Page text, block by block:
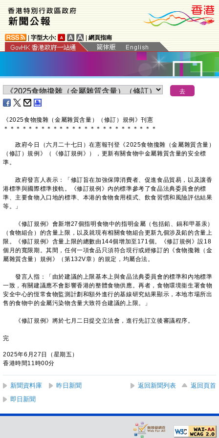
字型大小: 網頁指南
《2025食物攙雜（金屬雜質含量）（修訂）規例》刊憲
＊ ＊ ＊ ＊ ＊ ＊ ＊ ＊ ＊ ＊ ＊ ＊ ＊ ＊ ＊ ＊ ＊ ＊ ＊ ＊ ＊ ＊ ＊ ＊ ＊
政府今日（六月二十七日）在憲報刊登《2025食物攙雜（金屬雜質含量）
（修訂）規例》（《修訂規例》），更新有關食物中金屬雜質含量的安全標
準。
政府發言人表示：「修訂旨在加強保障消費者、促進食品貿易，以及讓香
港標準與國際標準接軌。《修訂規例》內的標準參考了食品法典委員會的標
準、主要食物入口地的標準、本港的食物食用模式、飲食習慣和風險評估結果
等。」
《修訂規例》會新增27個指明食物中的指明金屬（包括鉛、鎘和甲基汞）
（食物組合）的含量上限，以及就現有相關食物組合更新九個涉及鉛的含量上
限。《修訂規例》含量上限的總數由144個增加至171個。《修訂規例》設18
個月的寬限期。其間，任何一項食品只須符合現行或經修訂的《食物攙雜（金
屬雜質含量）規例》（第132V章）的規定，均屬合法。
發言人指：「由於建議的上限基本上與食品法典委員會的標準和內地標準
一致，有關建議應不會影響香港的整體食物供應。再者，食物環境衞生署食物
安全中心的恆常食物監測計劃和額外進行的基線研究結果顯示，本地市場所出
售的食物中的金屬污染物含量大致符合建議的上限。」
《修訂規例》將於七月二日提交立法會，進行先訂立後審議程序。
完
2025年6月27日（星期五）
香港時間11時00分
新聞資料庫 昨日新聞 返回新聞列表
返回頁首
即日新聞